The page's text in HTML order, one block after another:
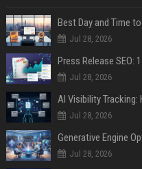
Best Day and Time
Jul 28, 2026
Jul 28, 2026
AI Visibility Tracking:
Jul 28, 2026
Generative Engine
Jul 28, 2026